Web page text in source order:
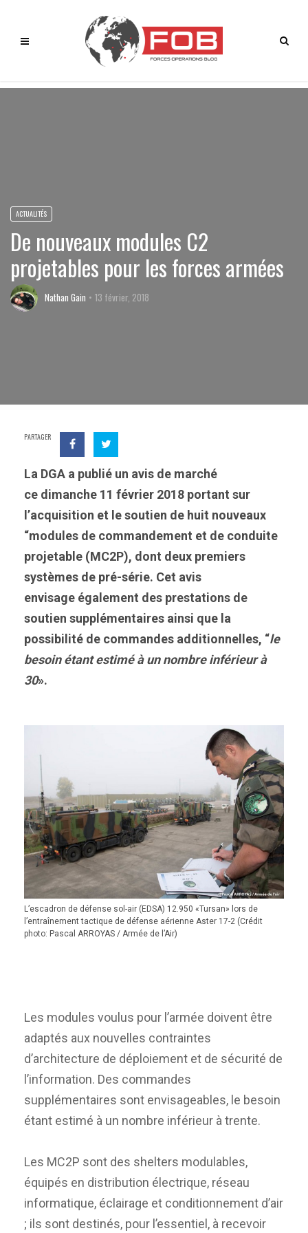
ACTUALITÉS
De nouveaux modules C2
projetables pour les forces armées
Nathan Gain 13 février, 2018
PARTAGER
La DGA a publié un avis de marché
ce dimanche 11 février 2018 portant sur
l’acquisition et le soutien de huit nouveaux
“modules de commandement et de conduite
projetable (MC2P), dont deux premiers
systèmes de pré-série. Cet avis
envisage également des prestations de
soutien supplémentaires ainsi que la
possibilité de commandes additionnelles, “le
besoin étant estimé à un nombre inférieur à
30».
L’escadron de défense sol-air (EDSA) 12.950 «Tursan» lors de
l’entraînement tactique de défense aérienne Aster 17-2 (Crédit
photo: Pascal ARROYAS / Armée de l’Air)
Les modules voulus pour l’armée doivent être
adaptés aux nouvelles contraintes
d’architecture de déploiement et de sécurité de
l’information. Des commandes
supplémentaires sont envisageables, le besoin
étant estimé à un nombre inférieur à trente.
Les MC2P sont des shelters modulables,
équipés en distribution électrique, réseau
informatique, éclairage et conditionnement d’air
; ils sont destinés, pour l’essentiel, à recevoir